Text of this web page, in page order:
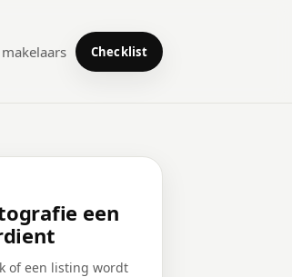
Checklist
een
of een listing wordt